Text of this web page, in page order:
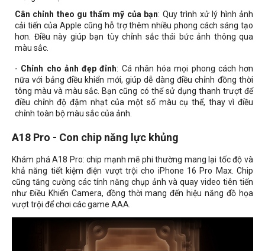
Cân chỉnh theo gu thẩm mỹ của bạn: Quy trình xử lý hình ảnh
cải tiến của Apple cũng hỗ trợ thêm nhiều phong cách sáng tạo
hơn. Điều này giúp bạn tùy chỉnh sắc thái bức ảnh thông qua
màu sắc.
- Chỉnh cho ảnh đẹp đỉnh: Cá nhân hóa mọi phong cách hơn
nữa với bảng điều khiển mới, giúp dễ dàng điều chỉnh đồng thời
tông màu và màu sắc. Bạn cũng có thể sử dụng thanh trượt để
điều chỉnh độ đậm nhạt của một số màu cụ thể, thay vì điều
chỉnh toàn bộ màu sắc của ảnh.
A18 Pro - Con chip năng lực khủng
Khám phá A18 Pro: chip mạnh mẽ phi thường mang lại tốc độ và
khả năng tiết kiệm điện vượt trội cho iPhone 16 Pro Max. Chip
cũng tăng cường các tính năng chụp ảnh và quay video tiên tiến
như Điều Khiển Camera, đồng thời mang đến hiệu năng đồ họa
vượt trội để chơi các game AAA.